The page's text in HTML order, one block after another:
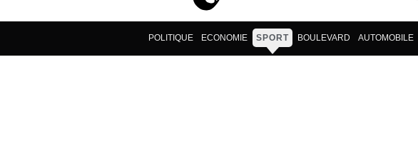
POLITIQUE ECONOMIE SPORT BOULEVARD AUTOMOBILE